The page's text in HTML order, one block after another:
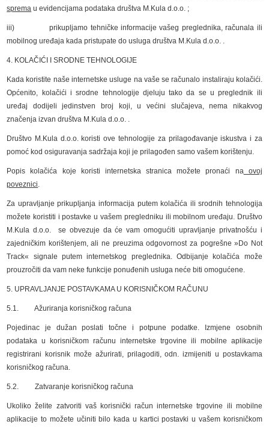
sprema u evidencijama podataka društva M.Kula d.o.o. ;
iii) prikupljamo tehničke informacije vašeg preglednika, računala ili
mobilnog uređaja kada pristupate do usluga društva M.Kula d.o.o. .
4. KOLAČIĆI I SRODNE TEHNOLOGIJE
Kada koristite naše internetske usluge na vaše se računalo instaliraju kolačići.
Općenito, kolačići i srodne tehnologije djeluju tako da se u preglednik ili
uređaj dodijeli jedinstven broj koji, u većini slučajeva, nema nikakvog
značenja izvan društva M.Kula d.o.o. .
Društvo M.Kula d.o.o. koristi ove tehnologije za prilagođavanje iskustva i za
pomoć kod osiguravanja sadržaja koji je prilagođen samo vašem korištenju.
Popis kolačića koje koristi internetska stranica možete pronaći naovoj
poveznici.
Za upravljanje prikupljanja informacija putem kolačića ili srodnih tehnologija
možete koristiti i postavke u vašem pregledniku ili mobilnom uređaju. Društvo
M.Kula d.o.o. se obvezuje da će vam omogućiti upravljanje privatnošću i
zajedničkim korištenjem, ali ne preuzima odgovornost za pogrešne »Do Not
Track« signale putem internetskog preglednika. Odbijanje kolačića može
prouzročiti da vam neke funkcije ponuđenih usluga neće biti omogućene.
5. UPRAVLJANJE POSTAVKAMA U KORISNIČKOM RAČUNU
5.1. Ažuriranja korisničkog računa
Pojedinac je dužan poslati točne i potpune podatke. Izmjene osobnih
podataka u korisničkom računu internetske trgovine ili mobilne aplikacije
registrirani korisnik može ažurirati, prilagoditi, odn. izmijeniti u postavkama
korisničkog računa.
5.2. Zatvaranje korisničkog računa
Ukoliko želite zatvoriti vaš korisnički račun internetske trgovine ili mobilne
aplikacije to možete učiniti bilo kada u kartici postavki u vašem korisničkom